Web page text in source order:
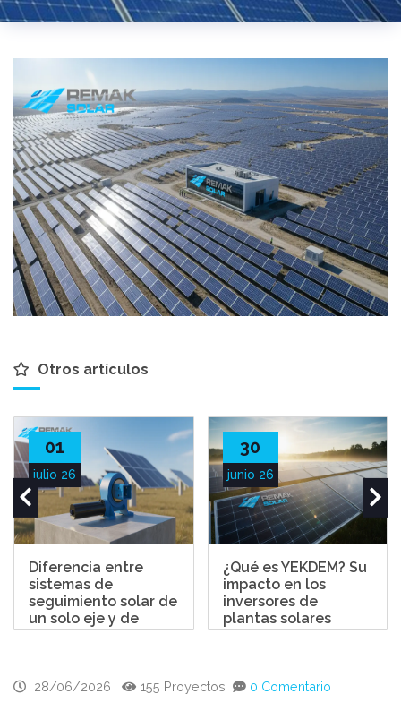
Otros artículos
01
julio 26
Diferencia entre
sistemas de
seguimiento solar de
un solo eje y de
30
junio 26
¿Qué es YEKDEM? Su
impacto en los
inversores de
plantas solares
28/06/2026 155 Proyectos 0 Comentario